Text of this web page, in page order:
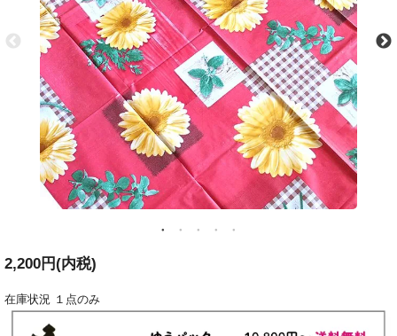
2,200円(内税)
在庫状況 １点のみ